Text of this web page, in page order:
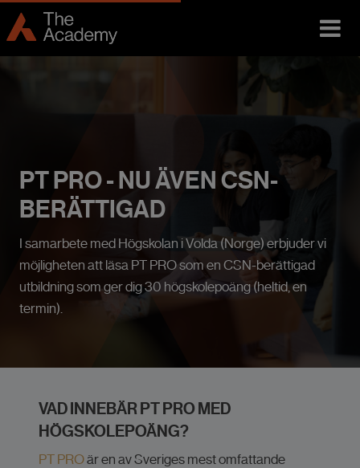
PT PRO - NU ÄVEN CSN-
BERÄTTIGAD
I samarbete med Högskolan i Volda (Norge) erbjuder vi
möjligheten att läsa PT PRO som en CSN-berättigad
utbildning som ger dig 30 högskolepoäng (heltid, en
termin).
VAD INNEBÄR PT PRO MED
HÖGSKOLEPOÄNG?
PT PROär en av Sveriges mest omfattande